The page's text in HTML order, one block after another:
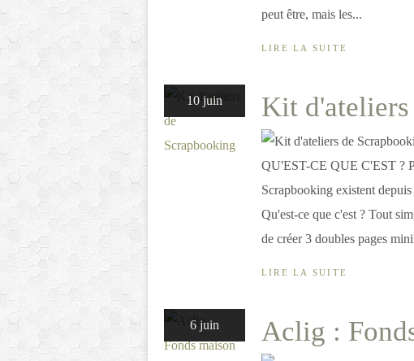
peut être, mais les...
LIRE LA SUITE
10 juin Kit
QU'EST-CE QUE C'EST ?
Scrapbooking existent
Qu'est-ce que c'est ? Tout
de créer 3 doubles pages
LIRE LA SUITE
6 juin Aclig :